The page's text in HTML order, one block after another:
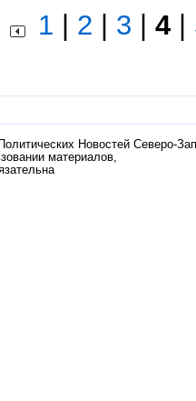
1 2 3 4
Новостей Северо-
материалов,